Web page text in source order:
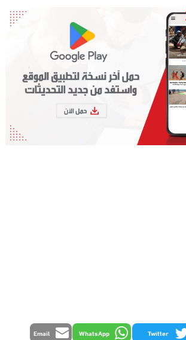
Twitter
WhatsApp
Email